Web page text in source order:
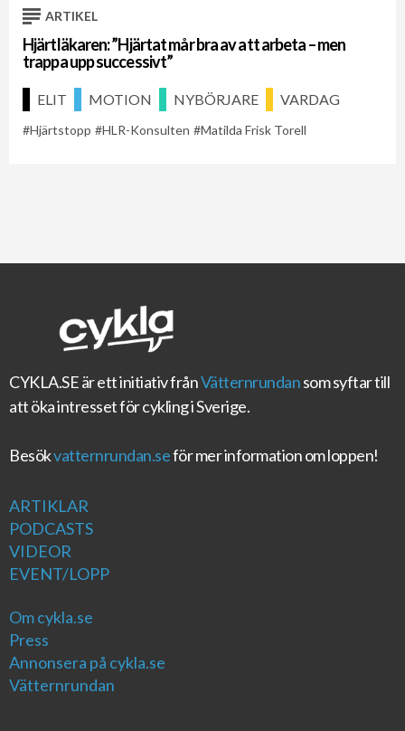
ARTIKEL
Hjärtläkaren: ”Hjärtat mår bra av att arbeta – men
trappa upp successivt”
ELIT MOTION NYBÖRJARE VARDAG
Hjärtstopp HLR-Konsulten Matilda Frisk Torell
CYKLA.SEär ett initiativ frånVätternrundansom syftar till
att öka intresset för cykling i Sverige.
Besökvatternrundan.seför mer information om loppen!
ARTIKLAR
PODCASTS
VIDEOR
EVENT/LOPP
Om cykla.se
Press
Annonsera på cykla.se
Vätternrundan